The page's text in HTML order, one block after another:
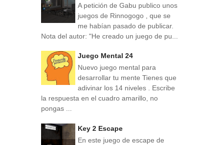
A petición de Gabu publico unos
juegos de Rinnogogo , que se
me habían pasado de publicar.
Nota del autor: "He creado un juego de pu...
Juego Mental 24
Nuevo juego mental para
desarrollar tu mente Tienes que
adivinar los 14 niveles . Escribe
la respuesta en el cuadro amarillo, no
pongas ...
Key 2 Escape
En este juego de escape de